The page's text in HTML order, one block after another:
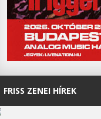
FRISS ZENEI HÍREK